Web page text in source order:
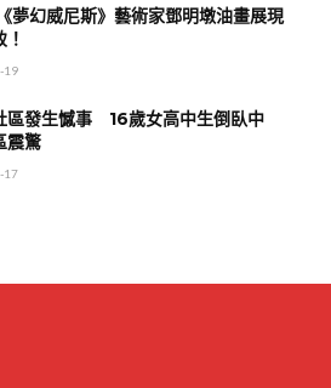
夢幻威尼斯》藝術家鄧明墩油畫展現
19
區發生憾事 16歲女高中生倒臥中
驚
17